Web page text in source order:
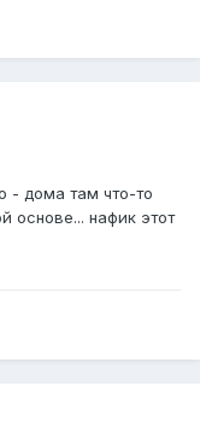
- дома там что-то
основе... нафик этот